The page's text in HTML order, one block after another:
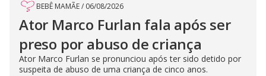
BEBÊ MAMÃE/ 06/08/2026
Ator Marco Furlan fala após ser
preso por abuso de criança
Ator Marco Furlan se pronunciou após ter sido detido por
suspeita de abuso de uma criança de cinco anos.